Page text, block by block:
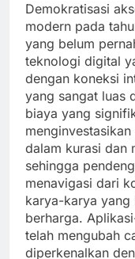
Demokratisasi
modern pada
yang belum
teknologi digital
dengan koneksi
yang sangat luas
biaya yang
dalam kurasi dan
sehingga
menavigasi dari
karya-karya yang
berharga.
telah mengubah
diperkenalkan